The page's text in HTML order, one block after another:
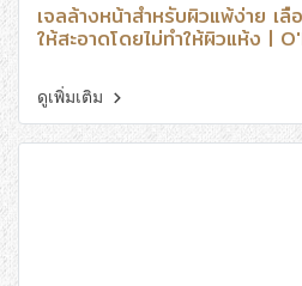
เจลล้างหน้าสำหรับผิวแพ้ง่าย เ
ให้สะอาดโดยไม่ทำให้ผิวแห้ง |
ดูเพิ่มเติม